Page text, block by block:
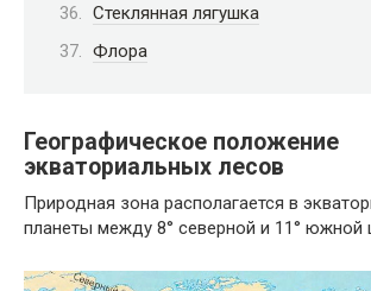
Стеклянная лягушка
Флора
Географическое положение
экваториальных лесов
Природная зона располагается в
планеты между 8° северной и 11° южной